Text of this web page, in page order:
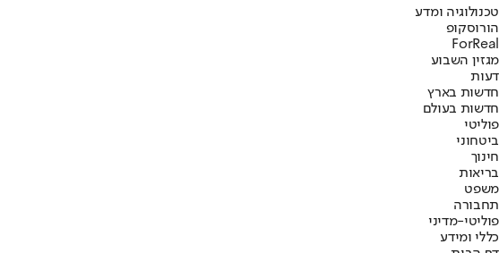
טכנולוגיה ומדע
הורוסקופ
ForReal
מגזין השבוע
דעות
חדשות בארץ
חדשות בעולם
פוליטי
ביטחוני
חינוך
בריאות
משפט
תחבורה
פוליטי-מדיני
כללי ומידע